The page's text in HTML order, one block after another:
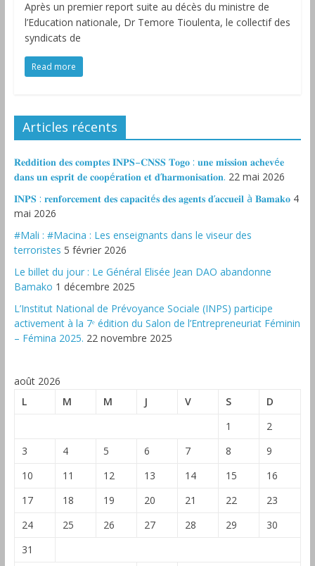
Après un premier report suite au décès du ministre de
l’Education nationale, Dr Temore Tioulenta, le collectif des
syndicats de
Read more
Articles récents
𝐑𝐞𝐝𝐝𝐢𝐭𝐢𝐨𝐧 𝐝𝐞𝐬 𝐜𝐨𝐦𝐩𝐭𝐞𝐬 𝐈𝐍𝐏𝐒–𝐂𝐍𝐒𝐒 𝐓𝐨𝐠𝐨 : 𝐮𝐧𝐞 𝐦𝐢𝐬𝐬𝐢𝐨𝐧 𝐚𝐜𝐡𝐞𝐯é𝐞
𝐝𝐚𝐧𝐬 𝐮𝐧 𝐞𝐬𝐩𝐫𝐢𝐭 𝐝𝐞 𝐜𝐨𝐨𝐩é𝐫𝐚𝐭𝐢𝐨𝐧 𝐞𝐭 𝐝’𝐡𝐚𝐫𝐦𝐨𝐧𝐢𝐬𝐚𝐭𝐢𝐨𝐧. 22 mai 2026
𝐈𝐍𝐏𝐒 : 𝐫𝐞𝐧𝐟𝐨𝐫𝐜𝐞𝐦𝐞𝐧𝐭 𝐝𝐞𝐬 𝐜𝐚𝐩𝐚𝐜𝐢𝐭é𝐬 𝐝𝐞𝐬 𝐚𝐠𝐞𝐧𝐭𝐬 𝐝’𝐚𝐜𝐜𝐮𝐞𝐢𝐥 à 𝐁𝐚𝐦𝐚𝐤𝐨 4
mai 2026
#Mali : #Macina : Les enseignants dans le viseur des
terroristes 5 février 2026
‎Le billet du jour : Le Général Elisée Jean DAO abandonne
Bamako 1 décembre 2025
L’Institut National de Prévoyance Sociale (INPS) participe
activement à la 7ᵉ édition du Salon de l’Entrepreneuriat Féminin
– Fémina 2025. 22 novembre 2025
août 2026
L
M M J V S D
1
2
3
4 5 6 7 8
9
10
11 12 13 14 15
16
17
18 19 20 21 22
23
24
25 26 27 28 29
30
31